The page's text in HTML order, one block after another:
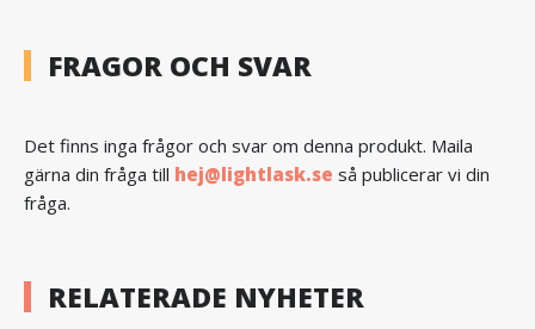
FRAGOR OCH SVAR
Det finns inga frågor och svar om denna produkt. Maila
gärna din fråga till hej@lightlask.se så publicerar vi din
fråga.
RELATERADE NYHETER